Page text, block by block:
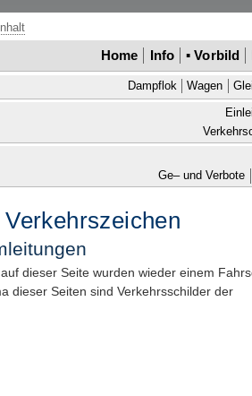
Inhalt
Home Info ▪ Vorbild
Dampflok Wagen
Ge– und Verbote
dieser Seite wurden wieder einem
dieser Seiten sind Verkehrsschilder der